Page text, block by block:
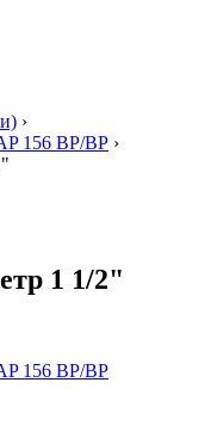
›
156 ВР/ВР ›
1 1/2"
156 ВР/ВР